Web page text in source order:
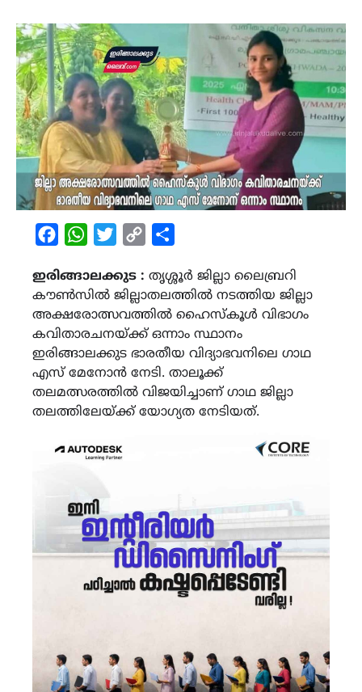
FacebookWhatsAppTwitterCopy
ഇരിങ്ങാലക്കുട : തൃശ്ശൂർ ജില്ലാ ലൈബ്രറി
കൗൺസിൽ ജില്ലാതലത്തിൽ നടത്തിയ ജില്ലാ
അക്ഷരോത്സവത്തിൽ ഹൈസ്കൂൾ വിഭാഗം
കവിതാരചനയ്ക്ക് ഒന്നാം സ്ഥാനം
ഇരിങ്ങാലക്കുട ഭാരതീയ വിദ്യാഭവനിലെ ഗാഥ
എസ് മേനോൻ നേടി. താലൂക്ക്
തലമത്സരത്തിൽ വിജയിച്ചാണ് ഗാഥ ജില്ലാ
തലത്തിലേയ്ക്ക് യോഗ്യത നേടിയത്.